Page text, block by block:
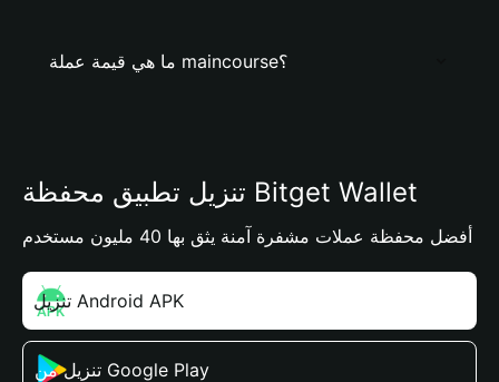
ما هي قيمة عملة maincourse؟
تنزيل تطبيق محفظة Bitget Wallet
أفضل محفظة عملات مشفرة آمنة يثق بها 40 مليون مستخدم
تنزيل Android APK
تنزيل من Google Play